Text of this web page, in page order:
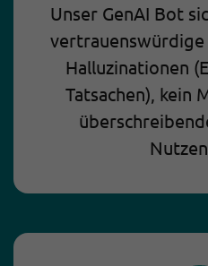
Unser GenAI Bot
Halluzinationen
Tatsachen), kein